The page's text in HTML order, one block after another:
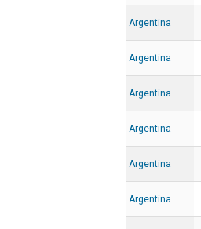
Argentina
Argentina
Argentina
Argentina
Argentina
Argentina